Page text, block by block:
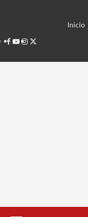
Inicio
Facebook
Youtube
Instagram
Twitter